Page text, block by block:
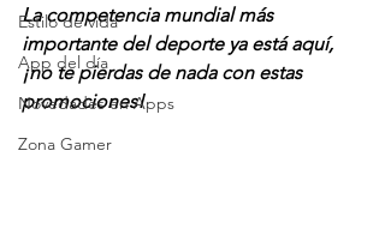
Estilo de vida
App del día
Novedades en Apps
Zona Gamer
La competencia mundial más
importante del deporte ya está aquí,
¡no te pierdas de nada con estas
promociones!